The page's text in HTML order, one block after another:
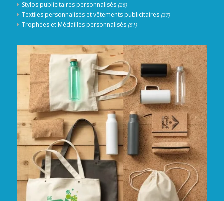
Stylos publicitaires personnalisés (28)
Textiles personnalisés et vêtements publicitaires (37)
Trophées et Médailles personnalisés (51)